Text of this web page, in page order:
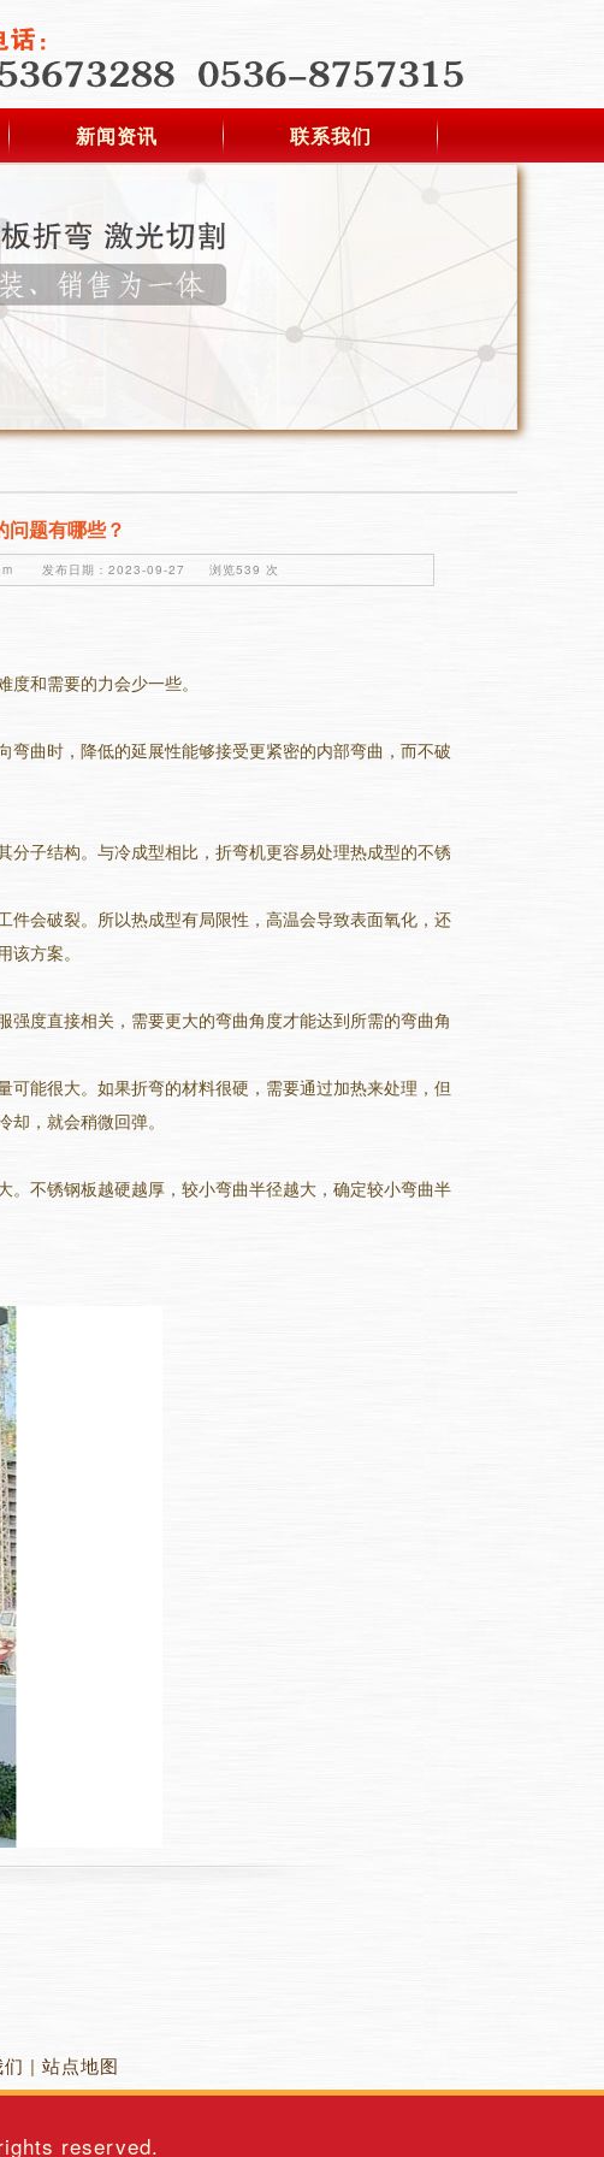
新闻资讯 联系我们
问题有哪些？
发布日期：2023-09-27 浏览539 次
和需要的力会少一些。
曲时，降低的延展性能够接受更紧密的内部弯曲，而不破
子结构。与冷成型相比，折弯机更容易处理热成型的不锈
会破裂。所以热成型有局限性，高温会导致表面氧化，还
方案。
度直接相关，需要更大的弯曲角度才能达到所需的弯曲角
能很大。如果折弯的材料很硬，需要通过加热来处理，但
，就会稍微回弹。
不锈钢板越硬越厚，较小弯曲半径越大，确定较小弯曲半
| 站点地图
reserved.